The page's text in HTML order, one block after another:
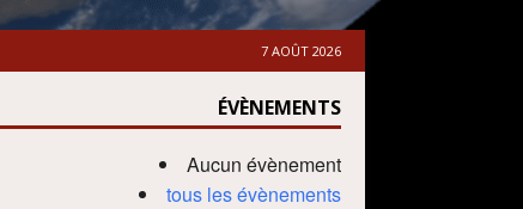
7 AOÛT 2026
ÉVÈNEMENTS
Aucun évènement
tous les évènements